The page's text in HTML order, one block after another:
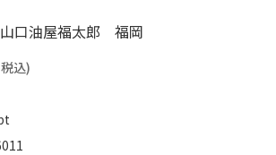
口油屋福太郎 福岡
込)